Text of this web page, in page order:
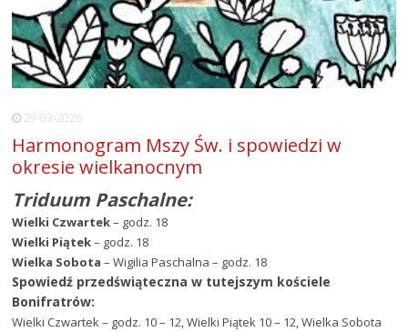
29-03-2026
Harmonogram Mszy Św. i spowiedzi w
okresie wielkanocnym
Triduum Paschalne:
Wielki Czwartek– godz. 18
Wielki Piątek– godz. 18
Wielka Sobota – Wigilia Paschalna – godz. 18
Spowiedź przedświąteczna w tutejszym kościele
Bonifratrów:
Wielki Czwartek – godz. 10 – 12, Wielki Piątek 10 – 12, Wielka Sobota